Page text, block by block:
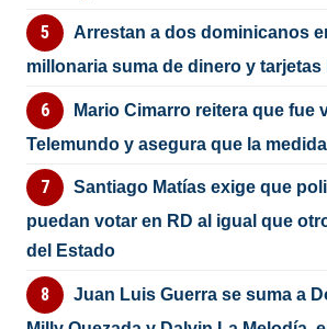
Arrestan a dos dominicanos
millonaria suma de dinero y tarjetas
Mario Cimarro reitera que fue
Telemundo y asegura que la
Santiago Matías exige que
puedan votar en RD al igual que
del Estado
Juan Luis Guerra se suma a